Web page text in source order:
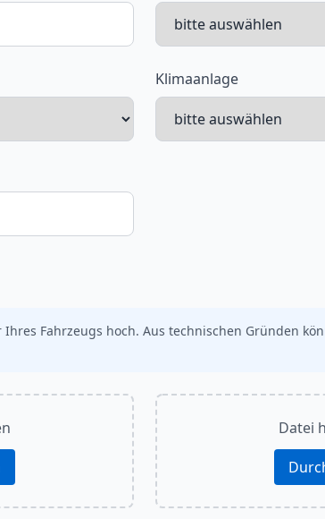
Klimaanlage
Ihres Fahrzeugs hoch. Aus technischen Gründen
Datei